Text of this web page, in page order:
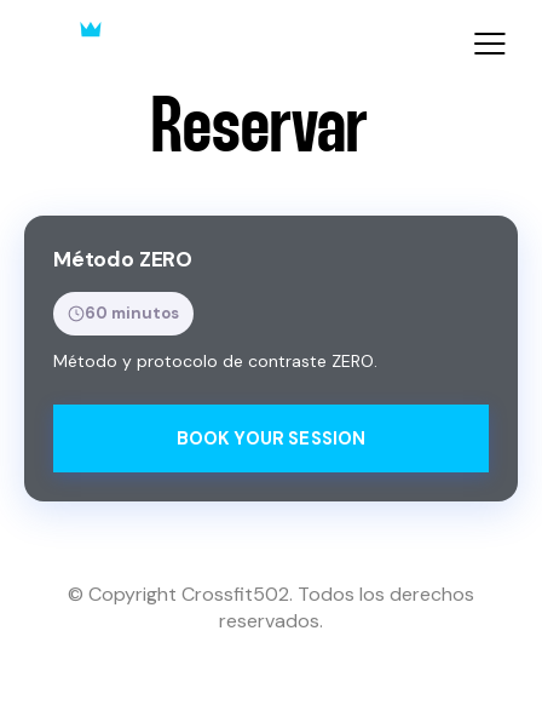
Reservar
Método ZERO
60 minutos
Método y protocolo de contraste ZERO.
BOOK YOUR SESSION
© Copyright Crossfit502. Todos los derechos
reservados.